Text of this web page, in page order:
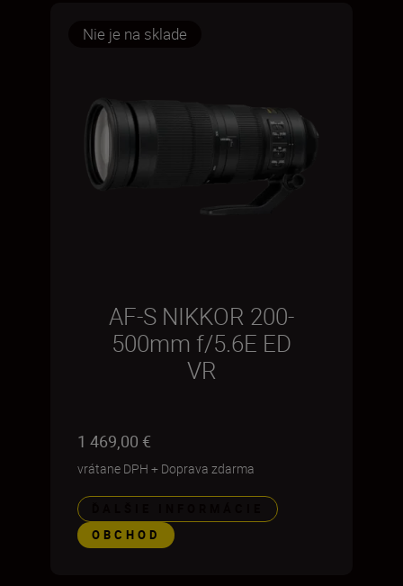
Nie je na sklade
AF-S NIKKOR 200-
500mm f/5.6E ED
VR
1 469,00 €
vrátane DPH + Doprava zdarma
OBCHOD